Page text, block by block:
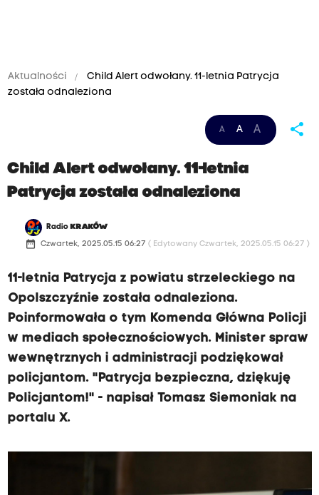
Aktualności
Child Alert odwołany. 11-letnia Patrycja
została odnaleziona
A A A share
Child Alert odwołany. 11-letnia
Patrycja została odnaleziona
Radio KRAKÓW
date_range Czwartek, 2025.05.15 06:27 ( Edytowany Czwartek, 2025.05.15 06:27 )
11-letnia Patrycja z powiatu strzeleckiego na
Opolszczyźnie została odnaleziona.
Poinformowała o tym Komenda Główna Policji
w mediach społecznościowych. Minister spraw
wewnętrznych i administracji podziękował
policjantom. "Patrycja bezpieczna, dziękuję
Policjantom!" - napisał Tomasz Siemoniak na
portalu X.